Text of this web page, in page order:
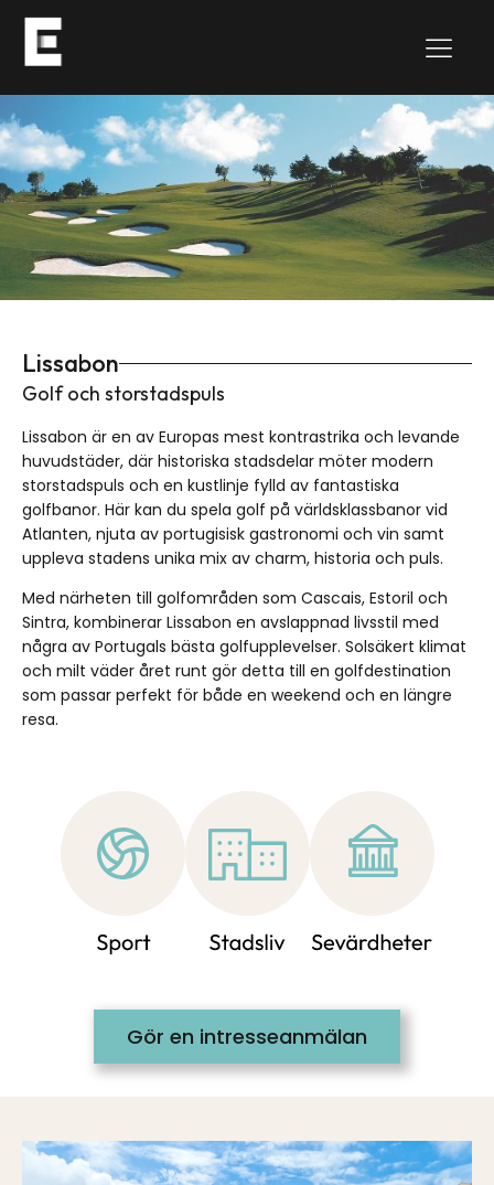
Lissabon
Golf och storstadspuls
Lissabon är en av Europas mest kontrastrika och levande
huvudstäder, där historiska stadsdelar möter modern
storstadspuls och en kustlinje fylld av fantastiska
golfbanor. Här kan du spela golf på världsklassbanor vid
Atlanten, njuta av portugisisk gastronomi och vin samt
uppleva stadens unika mix av charm, historia och puls.
Med närheten till golfområden som Cascais, Estoril och
Sintra, kombinerar Lissabon en avslappnad livsstil med
några av Portugals bästa golfupplevelser. Solsäkert klimat
och milt väder året runt gör detta till en golfdestination
som passar perfekt för både en weekend och en längre
resa.
Gör en intresseanmälan